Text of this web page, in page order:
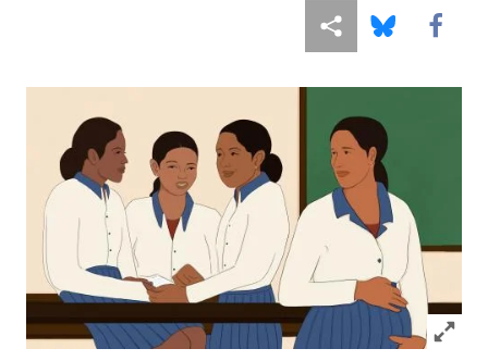
Share this via Facebook
Share this via Bluesky
Share this via مشاركة
Click to expand Image